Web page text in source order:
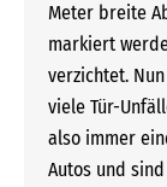
Meter breite
markiert
verzichtet.
viele Tür-
also immer
Autos und